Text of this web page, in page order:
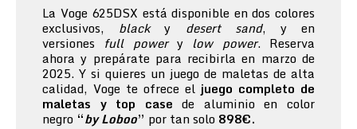
La Voge 625DSX está disponible en dos colores
exclusivos, blacky desert sand, y en
versiones full powery low power. Reserva
ahora y prepárate para recibirla en marzo de
2025. Y si quieres un juego de maletas de alta
calidad, Voge te ofrece el juego completo de
maletas y top case de aluminio en color
negro “by Loboo” por tan solo 898€.